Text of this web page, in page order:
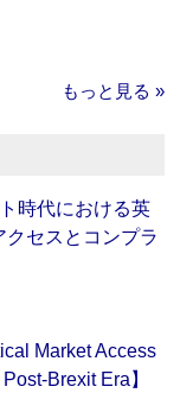
もっと見る »
時代における英
セスとコンプラ
Market Access
Brexit Era】